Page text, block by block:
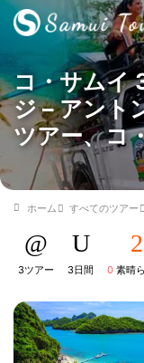
コ・サムイ
ジ – アント
ツアー、コ
ホーム すべてのツアー
3ツアー 3日間 0 素晴